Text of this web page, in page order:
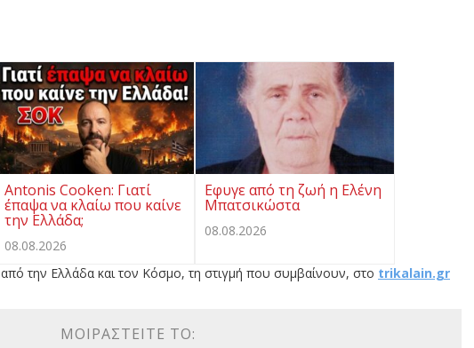
Antonis Cooken: Γιατί
έπαψα να κλαίω που καίνε
την Ελλάδα;
08.08.2026
Eφυγε από τη ζωή η Ελένη
Μπατσικώστα
08.08.2026
από την Ελλάδα και τον Κόσμο, τη στιγμή που συμβαίνουν, στο trikalain.gr
ΜΟΙΡΑΣΤΕΊΤΕ ΤΟ: